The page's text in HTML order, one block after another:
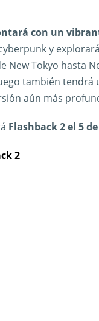
con un
y
New Tokyo hasta
también tendrá
aún más
Flashback 2 el 5
2